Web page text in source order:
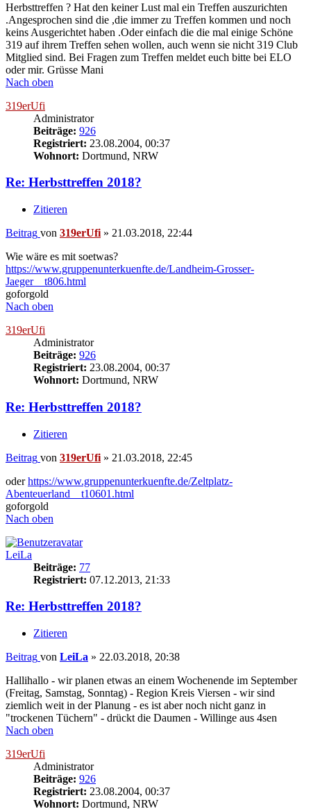
Herbsttreffen ? Hat den keiner Lust mal ein Treffen auszurichten
.Angesprochen sind die ,die immer zu Treffen kommen und noch
keins Ausgerichtet haben .Oder einfach die die mal einige Schöne
319 auf ihrem Treffen sehen wollen, auch wenn sie nicht 319 Club
Mitglied sind. Bei Fragen zum Treffen meldet euch bitte bei ELO
oder mir. Grüsse Mani
Nach oben
319erUfi
Administrator
Beiträge: 926
Registriert: 23.08.2004, 00:37
Wohnort: Dortmund, NRW
Re: Herbsttreffen 2018?
Zitieren
Beitrag von 319erUfi » 21.03.2018, 22:44
Wie wäre es mit soetwas?
https://www.gruppenunterkuenfte.de/Landheim-Grosser-
Jaeger__t806.html
goforgold
Nach oben
319erUfi
Administrator
Beiträge: 926
Registriert: 23.08.2004, 00:37
Wohnort: Dortmund, NRW
Re: Herbsttreffen 2018?
Zitieren
Beitrag von 319erUfi » 21.03.2018, 22:45
oderhttps://www.gruppenunterkuenfte.de/Zeltplatz-
Abenteuerland__t10601.html
goforgold
Nach oben
LeiLa
Beiträge: 77
Registriert: 07.12.2013, 21:33
Re: Herbsttreffen 2018?
Zitieren
Beitrag von LeiLa » 22.03.2018, 20:38
Hallihallo - wir planen etwas an einem Wochenende im September
(Freitag, Samstag, Sonntag) - Region Kreis Viersen - wir sind
ziemlich weit in der Planung - es ist aber noch nicht ganz in
"trockenen Tüchern" - drückt die Daumen - Willinge aus 4sen
Nach oben
319erUfi
Administrator
Beiträge: 926
Registriert: 23.08.2004, 00:37
Wohnort: Dortmund, NRW